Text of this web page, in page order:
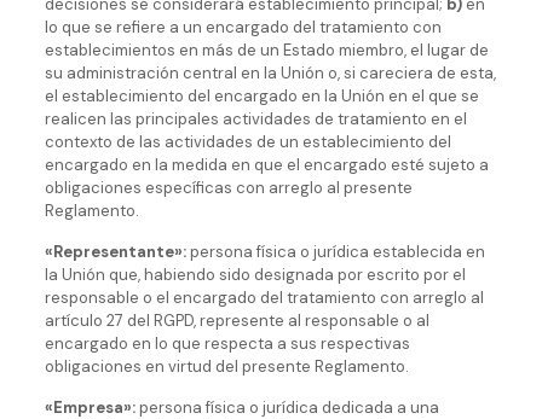
decisiones se considerará establecimiento principal; b)en
lo que se refiere a un encargado del tratamiento con
establecimientos en más de un Estado miembro, el lugar de
su administración central en la Unión o, si careciera de esta,
el establecimiento del encargado en la Unión en el que se
realicen las principales actividades de tratamiento en el
contexto de las actividades de un establecimiento del
encargado en la medida en que el encargado esté sujeto a
obligaciones específicas con arreglo al presente
Reglamento.
«Representante»:persona física o jurídica establecida en
la Unión que, habiendo sido designada por escrito por el
responsable o el encargado del tratamiento con arreglo al
artículo 27 del RGPD, represente al responsable o al
encargado en lo que respecta a sus respectivas
obligaciones en virtud del presente Reglamento.
«Empresa»:persona física o jurídica dedicada a una